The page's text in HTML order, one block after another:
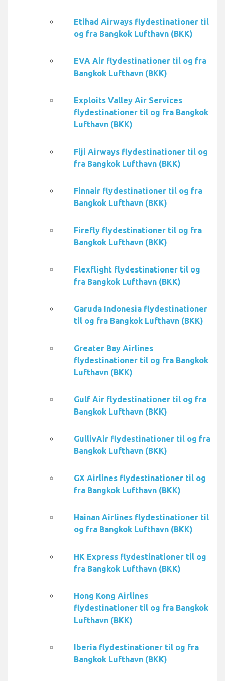
Etihad Airways flydestinationer til
og fra Bangkok Lufthavn (BKK)
EVA Air flydestinationer til og fra
Bangkok Lufthavn (BKK)
Exploits Valley Air Services
flydestinationer til og fra Bangkok
Lufthavn (BKK)
Fiji Airways flydestinationer til og
fra Bangkok Lufthavn (BKK)
Finnair flydestinationer til og fra
Bangkok Lufthavn (BKK)
Firefly flydestinationer til og fra
Bangkok Lufthavn (BKK)
Flexflight flydestinationer til og
fra Bangkok Lufthavn (BKK)
Garuda Indonesia flydestinationer
til og fra Bangkok Lufthavn (BKK)
Greater Bay Airlines
flydestinationer til og fra Bangkok
Lufthavn (BKK)
Gulf Air flydestinationer til og fra
Bangkok Lufthavn (BKK)
GullivAir flydestinationer til og fra
Bangkok Lufthavn (BKK)
GX Airlines flydestinationer til og
fra Bangkok Lufthavn (BKK)
Hainan Airlines flydestinationer til
og fra Bangkok Lufthavn (BKK)
HK Express flydestinationer til og
fra Bangkok Lufthavn (BKK)
Hong Kong Airlines
flydestinationer til og fra Bangkok
Lufthavn (BKK)
Iberia flydestinationer til og fra
Bangkok Lufthavn (BKK)